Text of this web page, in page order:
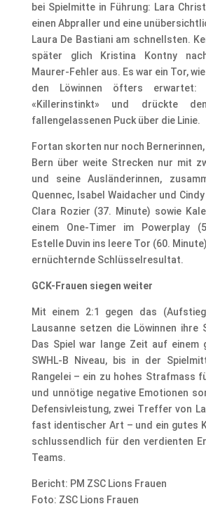
bei Spielmitte in Führung: Lara
einen Abpraller und eine
Laura De Bastiani am schnellsten.
später glich Kristina Kontny
Maurer-Fehler aus. Es war ein Tor,
den Löwinnen öfters erwartet:
«Killerinstinkt» und drückte
fallengelassenen Puck über die Linie.
Fortan skorten nur noch Bernerinnen,
Bern über weite Strecken nur mit
und seine Ausländerinnen,
Quennec, Isabel Waidacher und
Clara Rozier (37. Minute) sowie
einem One-Timer im Powerplay
Estelle Duvin ins leere Tor (60.
ernüchternde Schlüsselresultat.
GCK-Frauen siegen weiter
Mit einem 2:1 gegen das
Lausanne setzen die Löwinnen ihre
Das Spiel war lange Zeit auf einem
SWHL-B Niveau, bis in der
Rangelei – ein zu hohes Strafmass
und unnötige negative Emotionen
Defensivleistung, zwei Treffer von
fast identischer Art – und ein gutes
schlussendlich für den verdienten
Teams.
Bericht: PM ZSC Lions Frauen
Foto: ZSC Lions Frauen